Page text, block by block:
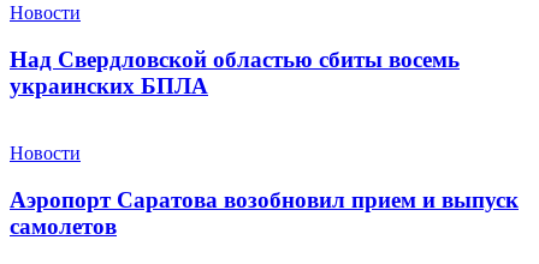
Новости
Над Свердловской областью сбиты восемь
украинских БПЛА
Новости
Аэропорт Саратова возобновил прием и выпуск
самолетов